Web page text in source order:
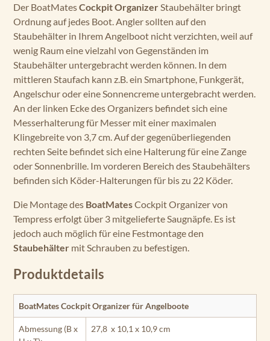
Der BoatMatesCockpit OrganizerStaubehälter bringt
Ordnung auf jedes Boot. Angler sollten auf den
Staubehälter in Ihrem Angelboot nicht verzichten, weil auf
wenig Raum eine vielzahl von Gegenständen im
Staubehälter untergebracht werden können. In dem
mittleren Staufach kann z.B. ein Smartphone, Funkgerät,
Angelschur oder eine Sonnencreme untergebracht werden.
An der linken Ecke des Organizers befindet sich eine
Messerhalterung für Messer mit einer maximalen
Klingebreite von 3,7 cm. Auf der gegenüberliegenden
rechten Seite befindet sich eine Halterung für eine Zange
oder Sonnenbrille. Im vorderen Bereich des Staubehälters
befinden sich Köder-Halterungen für bis zu 22 Köder.
Die Montage des BoatMatesCockpit Organizer von
Tempress erfolgt über 3 mitgelieferte Saugnäpfe. Es ist
jedoch auch möglich für eine Festmontage den
Staubehälter mit Schrauben zu befestigen.
Produktdetails
BoatMates Cockpit Organizer für Angelboote
Abmessung (B x
27,8 x 10,1 x 10,9 cm